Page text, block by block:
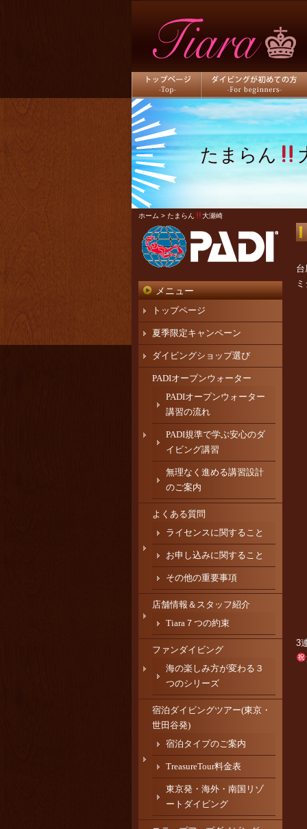
トップページ ダイビングが初めての方
たまらん
ホーム > たまらん 大瀬崎
3
メニュー
トップページ
夏季限定キャンペーン
ダイビングショップ選び
PADIオープンウォーター
PADIオープンウォーター
講習の流れ
PADI規準で学ぶ安心のダ
イビング講習
無理なく進める講習設計
のご案内
よくある質問
ライセンスに関すること
お申し込みに関すること
その他の重要事項
店舗情報＆スタッフ紹介
Tiara７つの約束
ファンダイビング
海の楽しみ方が変わる３
つのシリーズ
宿泊ダイビングツアー(東京・
世田谷発)
宿泊タイプのご案内
TreasureTour料金表
東京発・海外・南国リゾ
ートダイビング